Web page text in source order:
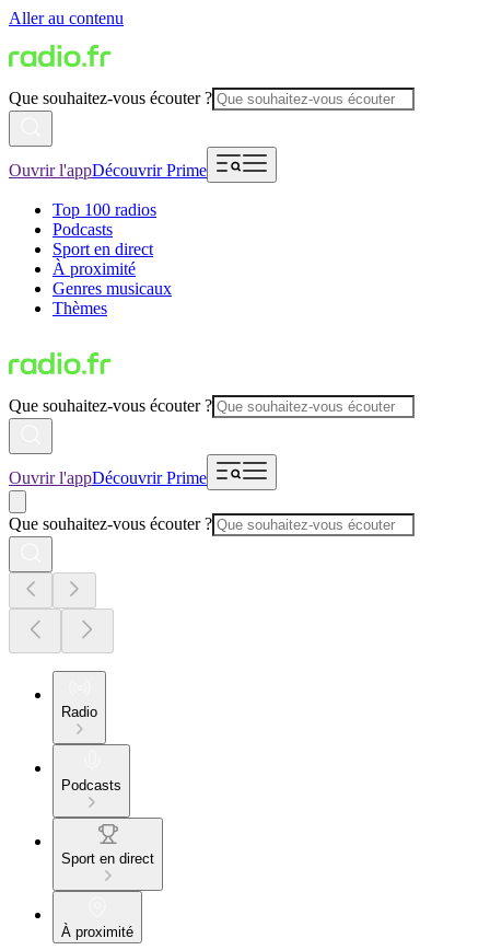
Aller au contenu
Que souhaitez-vous écouter ?
Ouvrir l'appDécouvrir Prime
Top 100 radios
Podcasts
Sport en direct
À proximité
Genres musicaux
Thèmes
Que souhaitez-vous écouter ?
Ouvrir l'appDécouvrir Prime
Que souhaitez-vous écouter ?
Radio
Podcasts
Sport en direct
À proximité